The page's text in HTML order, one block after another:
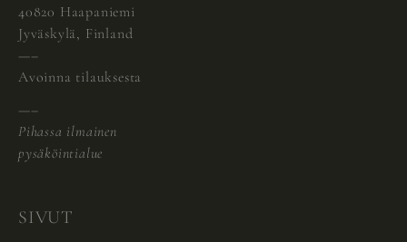
40820 Haapaniemi
Jyväskylä, Finland
—–
Avoinna tilauksesta
—–
Pihassa ilmainen
pysäköintialue
SIVUT